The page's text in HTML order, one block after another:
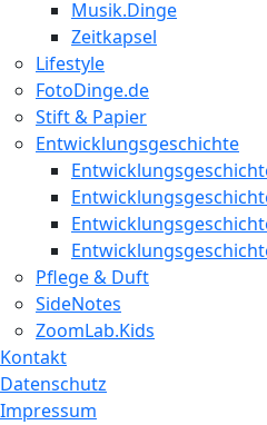
Musik.Dinge
Zeitkapsel
Lifestyle
FotoDinge.de
Stift & Papier
Entwicklungsgeschichte
Pflege & Duft
SideNotes
ZoomLab.Kids
Kontakt
Datenschutz
Impressum